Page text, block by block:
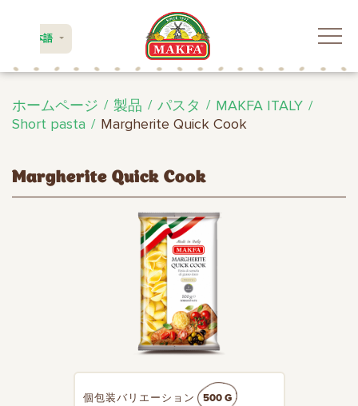
日本語
ホームページ 製品 パスタ
MAKFA ITALY
Short pasta
Margherite Quick Cook
Margherite Quick Cook
個包装バリエーション 500 G